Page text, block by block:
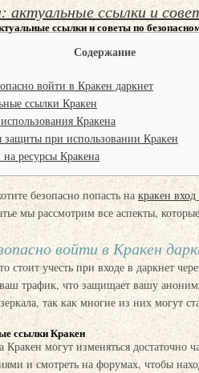
актуальные ссылки и
ссылки и советы по
Содержание
войти в Кракен даркнет
ссылки Кракен
Кракена
при использовании Кракен
ресурсы Кракена
безопасно попасть на кракен
мы рассмотрим все аспекты,
войти в Кракен
стоит учесть при входе в даркнет
трафик, что защищает вашу
так как многие из них могут
ссылки Кракен
могут изменяться достаточно
и смотреть на форумах, чтобы